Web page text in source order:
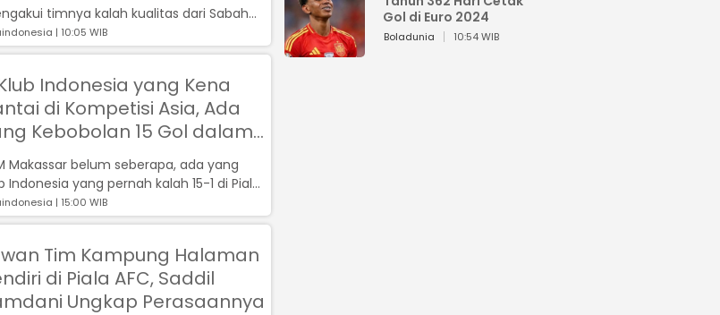
timnya kalah kualitas dari Sabah
| 10:05 WIB
Indonesia yang Kena
di Kompetisi Asia, Ada
Kebobolan 15 Gol dalam 1
Makassar belum seberapa, ada yang
Indonesia yang pernah kalah 15-1 di Piala
| 15:00 WIB
Tim Kampung Halaman
di Piala AFC, Saddil
Ungkap Perasaannya
Gol di Euro 2024
Boladunia 10:54 WIB